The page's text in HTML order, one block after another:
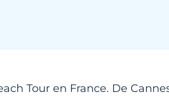
Tour en France. De